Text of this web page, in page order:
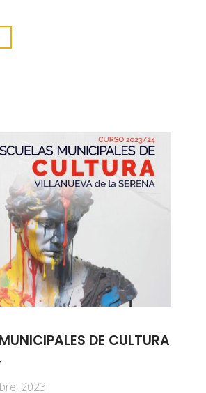
DE CULTURA
2023